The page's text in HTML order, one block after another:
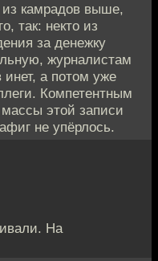
из камрадов выше,
так: некто из
за денежку
журналистам
а потом уже
Компетентным
этой записи
не упёрлось.
На